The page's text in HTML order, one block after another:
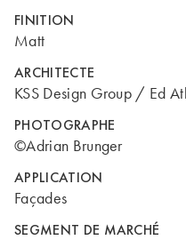
FINITION
Matt
ARCHITECTE
KSS Design Group / Ed
PHOTOGRAPHE
©Adrian Brunger
APPLICATION
Façades
SEGMENT DE MARCHÉ